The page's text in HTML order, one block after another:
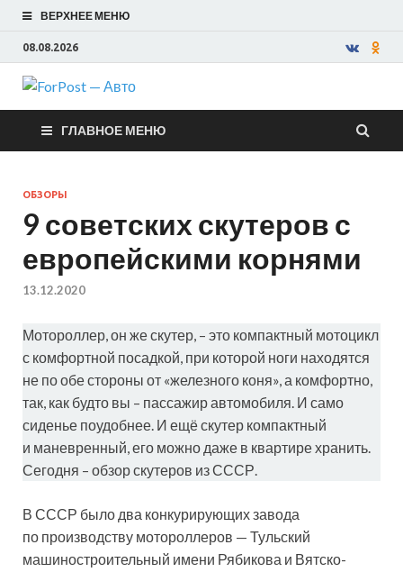
ВЕРХНЕЕ МЕНЮ
08.08.2026
ForPost —
Авто
ГЛАВНОЕ МЕНЮ
ОБЗОРЫ
9 советских скутеров с
европейскими корнями
13.12.2020
Мотороллер, он же скутер, – это компактный мотоцикл
с комфортной посадкой, при которой ноги находятся
не по обе стороны от «железного коня», а комфортно,
так, как будто вы – пассажир автомобиля. И само
сиденье поудобнее. И ещё скутер компактный
и маневренный, его можно даже в квартире хранить.
Сегодня – обзор скутеров из СССР.
В СССР было два конкурирующих завода
по производству мотороллеров — Тульский
машиностроительный имени Рябикова и Вятско-